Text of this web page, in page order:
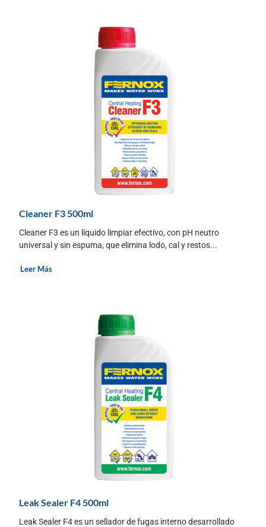
Cleaner F3 500ml
Cleaner F3 es un líquido limpiar efectivo, con pH neutro
universal y sin espuma, que elimina lodo, cal y restos...
Leer Más
Leak Sealer F4 500ml
Leak Sealer F4 es un sellador de fugas interno desarrollado